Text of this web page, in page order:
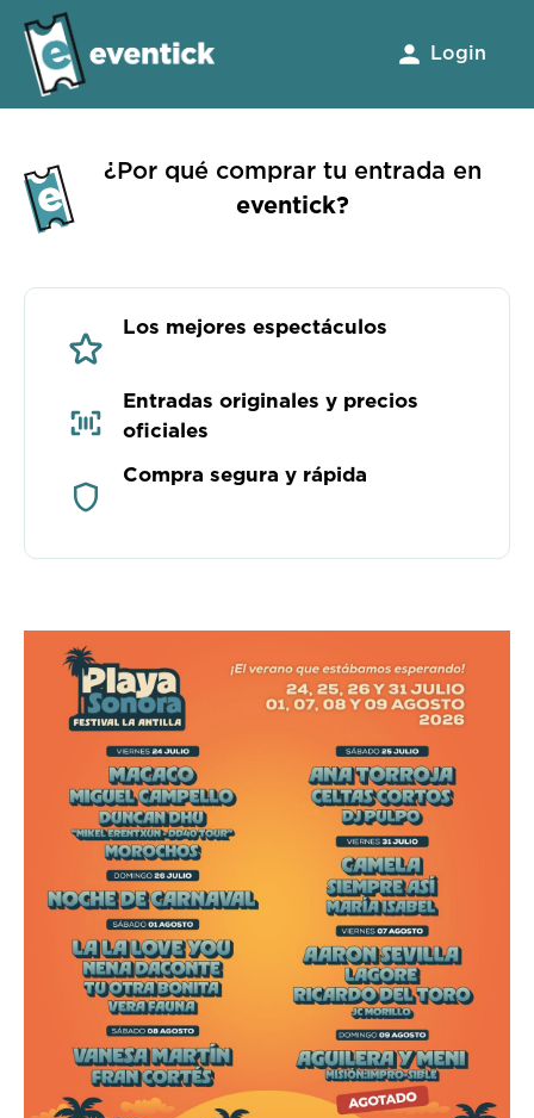
Login
¿Por qué comprar tu entrada en
eventick?
Los mejores espectáculos
Entradas originales y precios
oficiales
Compra segura y rápida